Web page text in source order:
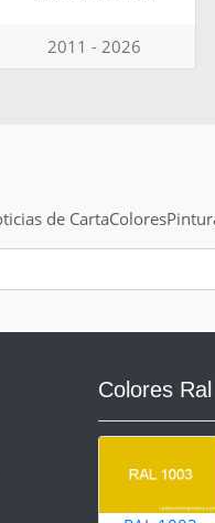
2011 - 2026
de
Colores